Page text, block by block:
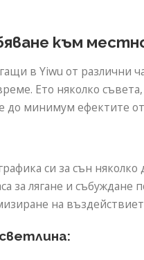
към
в Yiwu от различни
Ето няколко
до минимум ефектите
си за сън
за лягане и
на